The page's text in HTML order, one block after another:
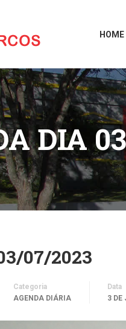
HOME
DIA
07/2023
Categoria
AGENDA DIÁRIA
Data
3 DE